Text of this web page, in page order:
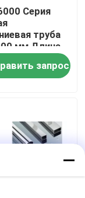
Серия
труба
мм Длина
запрос